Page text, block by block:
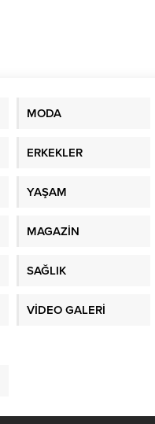
Kılıç,
transfer
MODA
ERKEKLER
YAŞAM
MAGAZİN
SAĞLIK
VİDEO GALERİ